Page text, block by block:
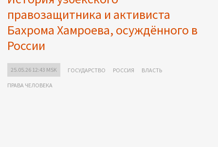
правозащитника и активиста
Бахрома Хамроева, осуждённого в
России
25.05.26 12:43 MSK ГОСУДАРСТВО РОССИЯ ВЛАСТЬ
ПРАВА ЧЕЛОВЕКА